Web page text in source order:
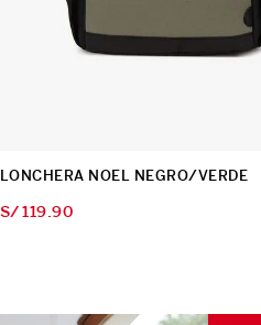
LONCHERA NOEL NEGRO/VERDE
S/119 90